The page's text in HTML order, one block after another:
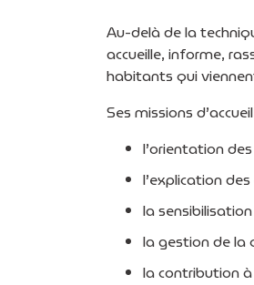
Au-delà de la
accueille, informe,
habitants qui
Ses missions
l’orientation
l’explication
la
la gestion de la
la contribution